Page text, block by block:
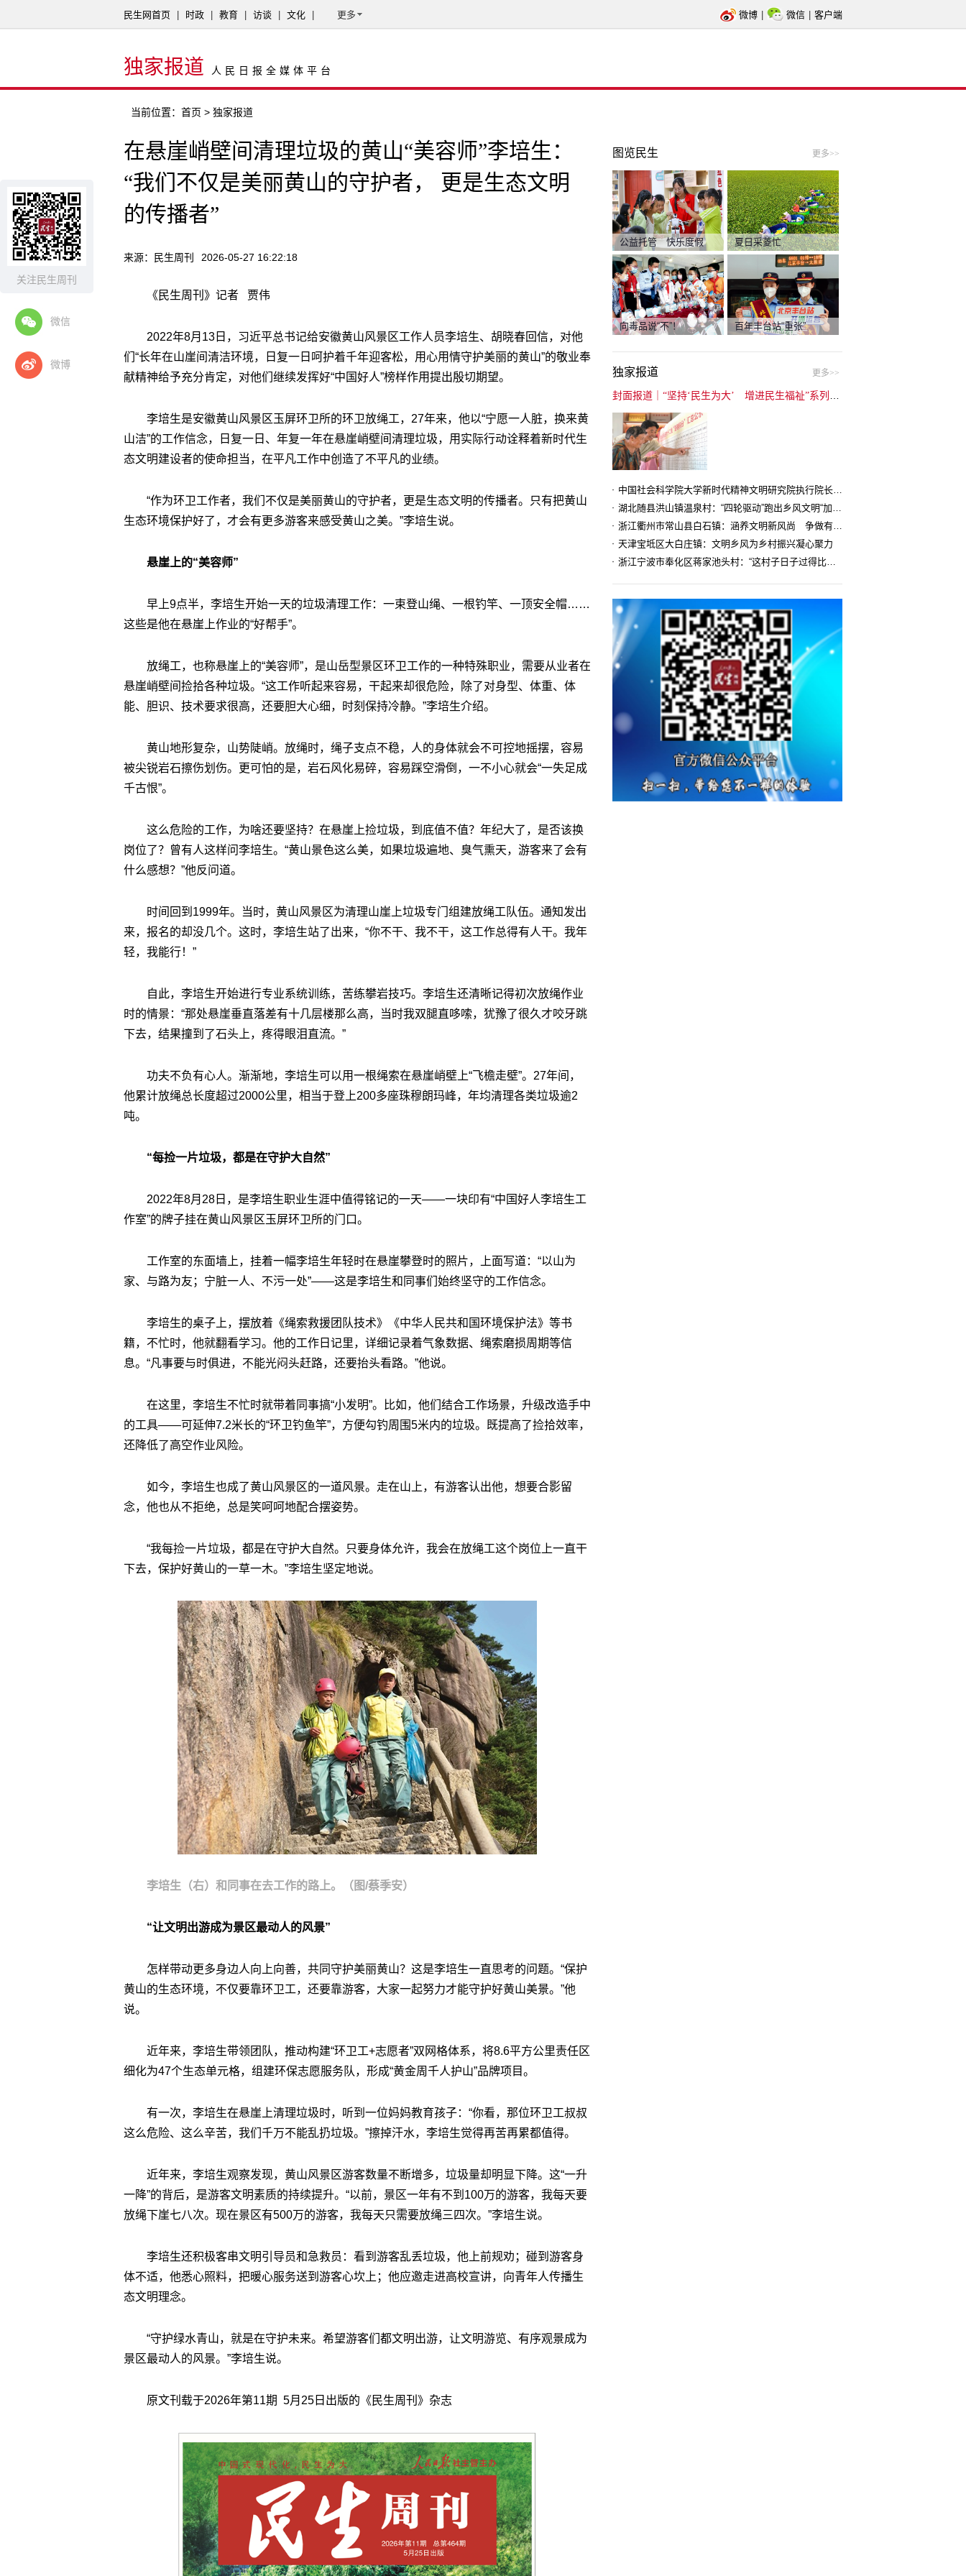
关注民生周刊
微信
微博
民生网首页 时政 教育 访谈 文化 更多 微博 微信 客户端
独家报道 人民日报全媒体平台
当前位置： 首页 > 独家报道
在悬崖峭壁间清理垃圾的黄山“美容师”李培生：
“我们不仅是美丽黄山的守护者， 更是生态文明
的传播者”
来源：民生周刊 2026-05-27 16:22:18
《民生周刊》记者 贾伟
2022年8月13日，习近平总书记给安徽黄山风景区工作人员李培生、胡晓春回信，对他
们“长年在山崖间清洁环境，日复一日呵护着千年迎客松，用心用情守护美丽的黄山”的敬业奉
献精神给予充分肯定，对他们继续发挥好“中国好人”榜样作用提出殷切期望。
李培生是安徽黄山风景区玉屏环卫所的环卫放绳工，27年来，他以“宁愿一人脏，换来黄
山洁”的工作信念，日复一日、年复一年在悬崖峭壁间清理垃圾，用实际行动诠释着新时代生
态文明建设者的使命担当，在平凡工作中创造了不平凡的业绩。
“作为环卫工作者，我们不仅是美丽黄山的守护者，更是生态文明的传播者。只有把黄山
生态环境保护好了，才会有更多游客来感受黄山之美。”李培生说。
悬崖上的“美容师”
早上9点半，李培生开始一天的垃圾清理工作：一束登山绳、一根钓竿、一顶安全帽……
这些是他在悬崖上作业的“好帮手”。
放绳工，也称悬崖上的“美容师”，是山岳型景区环卫工作的一种特殊职业，需要从业者在
悬崖峭壁间捡拾各种垃圾。“这工作听起来容易，干起来却很危险，除了对身型、体重、体
能、胆识、技术要求很高，还要胆大心细，时刻保持冷静。”李培生介绍。
黄山地形复杂，山势陡峭。放绳时，绳子支点不稳，人的身体就会不可控地摇摆，容易
被尖锐岩石擦伤划伤。更可怕的是，岩石风化易碎，容易踩空滑倒，一不小心就会“一失足成
千古恨”。
这么危险的工作，为啥还要坚持？在悬崖上捡垃圾，到底值不值？年纪大了，是否该换
岗位了？曾有人这样问李培生。“黄山景色这么美，如果垃圾遍地、臭气熏天，游客来了会有
什么感想？”他反问道。
时间回到1999年。当时，黄山风景区为清理山崖上垃圾专门组建放绳工队伍。通知发出
来，报名的却没几个。这时，李培生站了出来，“你不干、我不干，这工作总得有人干。我年
轻，我能行！”
自此，李培生开始进行专业系统训练，苦练攀岩技巧。李培生还清晰记得初次放绳作业
时的情景：“那处悬崖垂直落差有十几层楼那么高，当时我双腿直哆嗦，犹豫了很久才咬牙跳
下去，结果撞到了石头上，疼得眼泪直流。”
功夫不负有心人。渐渐地，李培生可以用一根绳索在悬崖峭壁上“飞檐走壁”。27年间，
他累计放绳总长度超过2000公里，相当于登上200多座珠穆朗玛峰，年均清理各类垃圾逾2
吨。
“每捡一片垃圾，都是在守护大自然”
2022年8月28日，是李培生职业生涯中值得铭记的一天——一块印有“中国好人李培生工
作室”的牌子挂在黄山风景区玉屏环卫所的门口。
工作室的东面墙上，挂着一幅李培生年轻时在悬崖攀登时的照片，上面写道：“以山为
家、与路为友；宁脏一人、不污一处”——这是李培生和同事们始终坚守的工作信念。
李培生的桌子上，摆放着《绳索救援团队技术》《中华人民共和国环境保护法》等书
籍，不忙时，他就翻看学习。他的工作日记里，详细记录着气象数据、绳索磨损周期等信
息。“凡事要与时俱进，不能光闷头赶路，还要抬头看路。”他说。
在这里，李培生不忙时就带着同事搞“小发明”。比如，他们结合工作场景，升级改造手中
的工具——可延伸7.2米长的“环卫钓鱼竿”，方便勾钓周围5米内的垃圾。既提高了捡拾效率，
还降低了高空作业风险。
如今，李培生也成了黄山风景区的一道风景。走在山上，有游客认出他，想要合影留
念，他也从不拒绝，总是笑呵呵地配合摆姿势。
“我每捡一片垃圾，都是在守护大自然。只要身体允许，我会在放绳工这个岗位上一直干
下去，保护好黄山的一草一木。”李培生坚定地说。
李培生（右）和同事在去工作的路上。（图/蔡季安）
“让文明出游成为景区最动人的风景”
怎样带动更多身边人向上向善，共同守护美丽黄山？这是李培生一直思考的问题。“保护
黄山的生态环境，不仅要靠环卫工，还要靠游客，大家一起努力才能守护好黄山美景。”他
说。
近年来，李培生带领团队，推动构建“环卫工+志愿者”双网格体系，将8.6平方公里责任区
细化为47个生态单元格，组建环保志愿服务队，形成“黄金周千人护山”品牌项目。
有一次，李培生在悬崖上清理垃圾时，听到一位妈妈教育孩子：“你看，那位环卫工叔叔
这么危险、这么辛苦，我们千万不能乱扔垃圾。”擦掉汗水，李培生觉得再苦再累都值得。
近年来，李培生观察发现，黄山风景区游客数量不断增多，垃圾量却明显下降。这“一升
一降”的背后，是游客文明素质的持续提升。“以前，景区一年有不到100万的游客，我每天要
放绳下崖七八次。现在景区有500万的游客，我每天只需要放绳三四次。”李培生说。
李培生还积极客串文明引导员和急救员：看到游客乱丢垃圾，他上前规劝；碰到游客身
体不适，他悉心照料，把暖心服务送到游客心坎上；他应邀走进高校宣讲，向青年人传播生
态文明理念。
“守护绿水青山，就是在守护未来。希望游客们都文明出游，让文明游览、有序观景成为
景区最动人的风景。”李培生说。
原文刊载于2026年第11期 5月25日出版的《民生周刊》杂志
图览民生 更多>>
公益托管 快乐度假 夏日采菱忙
向毒品说“不”！ 百年丰台站“重张”
独家报道 更多>>
中国社会科学院大学新时代精神文明研究院执行院长王维国：文明村镇创建为乡村注入持久发展动力
湖北随县洪山镇温泉村：“四轮驱动”跑出乡风文明“加速度”
浙江衢州市常山县白石镇：涵养文明新风尚 争做有礼白石人
天津宝坻区大白庄镇：文明乡风为乡村振兴凝心聚力
浙江宁波市奉化区蒋家池头村：“这村子日子过得比城里还舒心”